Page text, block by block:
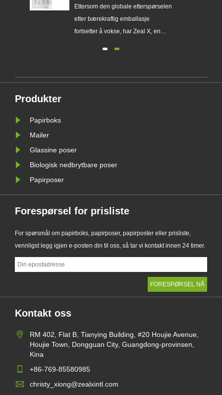
å erstatte
engangsplastemballasje
Ettersom den globale etterspørselen
etter bærekraftig emballasje
fortsetter å vokse, har Zeal X, en
Produkter
Papirboks
Mailer
Glassine poser
Biologisk nedbrytbare poser
Papirposer
Forespørsel for prisliste
For spørsmål om papirboks, papirposer, papirposter eller prisliste,
vennligst legg igjen e-posten din til oss, så tar vi kontakt innen 24 timer.
Kontakt oss
RM 402, Flat B, Tianying Building, #20 Houjie Avenue,
Houjie Town, Dongguan City, Guangdong-provinsen,
Kina
+86-769-85580985
christy_xiong@zealxintl.com